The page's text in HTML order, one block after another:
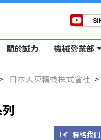
關於誠力 機械營業部
日本大東精機株式會社
聯絡我們